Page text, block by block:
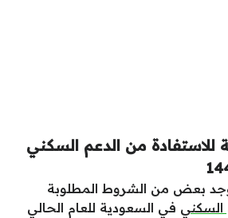
للاستفادة من الدعم السكني
بعض من الشروط المطلوبة
السكني في السعودية للعام الحالي